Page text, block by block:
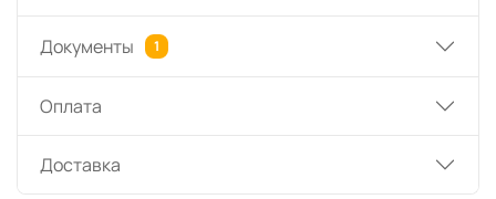
Документы 1
Оплата
Доставка